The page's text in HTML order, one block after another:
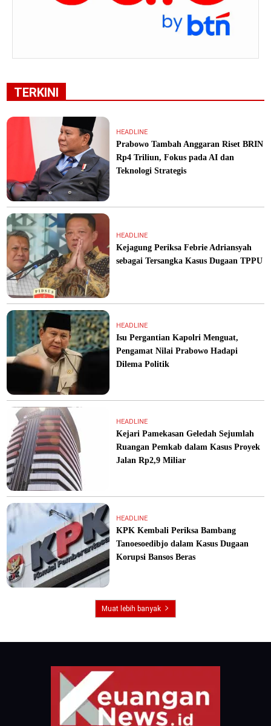
TERKINI
HEADLINE
Prabowo Tambah Anggaran Riset BRIN
Rp4 Triliun, Fokus pada AI dan
Teknologi Strategis
HEADLINE
Kejagung Periksa Febrie Adriansyah
sebagai Tersangka Kasus Dugaan TPPU
HEADLINE
Isu Pergantian Kapolri Menguat,
Pengamat Nilai Prabowo Hadapi
Dilema Politik
HEADLINE
Kejari Pamekasan Geledah Sejumlah
Ruangan Pemkab dalam Kasus Proyek
Jalan Rp2,9 Miliar
HEADLINE
KPK Kembali Periksa Bambang
Tanoesoedibjo dalam Kasus Dugaan
Korupsi Bansos Beras
Muat lebih banyak